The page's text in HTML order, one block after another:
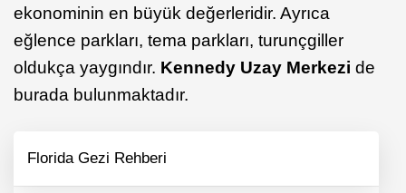
ekonominin en büyük değerleridir. Ayrıca
eğlence parkları, tema parkları, turunçgiller
oldukça yaygındır. Kennedy Uzay Merkezi de
burada bulunmaktadır.
Florida Gezi Rehberi